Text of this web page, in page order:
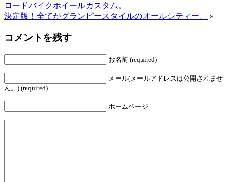
ロードバイクホイールカスタム。
決定版！全てがグランピースタイルのオールシティー。
»
コメントを残す
お名前 (required)
メール(メールアドレスは公開されませ
ん。) (required)
ホームページ